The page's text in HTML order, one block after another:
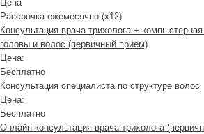
Цена
Рассрочка ежемесячно (x12)
Консультация врача-трихолога +
головы и волос (первичный прием)
Цена:
Бесплатно
Консультация специалиста по структуре волос
Цена:
Бесплатно
Онлайн консультация врача-трихолога